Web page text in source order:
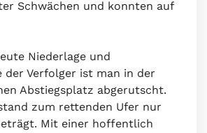
Schwächen und konnten auf
Niederlage und
der Verfolger ist man in der
Abstiegsplatz abgerutscht.
zum rettenden Ufer nur
Mit einer hoffentlich